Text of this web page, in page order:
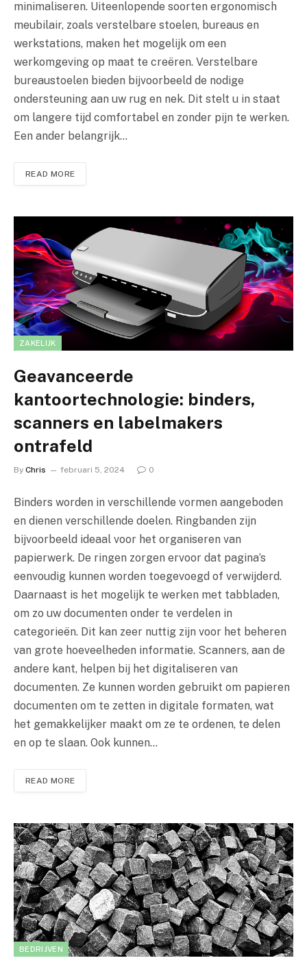
minimaliseren. Uiteenlopende soorten ergonomisch
meubilair, zoals verstelbare stoelen, bureaus en
werkstations, maken het mogelijk om een
werkomgeving op maat te creëren. Verstelbare
bureaustoelen bieden bijvoorbeeld de nodige
ondersteuning aan uw rug en nek. Dit stelt u in staat
om langere tijd comfortabel en zonder pijn te werken.
Een ander belangrijk…
READ MORE
ZAKELIJK
Geavanceerde
kantoortechnologie: binders,
scanners en labelmakers
ontrafeld
By Chris februari 5, 2024 0
Binders worden in verschillende vormen aangeboden
en dienen verschillende doelen. Ringbanden zijn
bijvoorbeeld ideaal voor het organiseren van
papierwerk. De ringen zorgen ervoor dat pagina’s
eenvoudig kunnen worden toegevoegd of verwijderd.
Daarnaast is het mogelijk te werken met tabbladen,
om zo uw documenten onder te verdelen in
categorieën. Dit kan zeer nuttig zijn voor het beheren
van grote hoeveelheden informatie. Scanners, aan de
andere kant, helpen bij het digitaliseren van
documenten. Ze kunnen worden gebruikt om papieren
documenten om te zetten in digitale formaten, wat
het gemakkelijker maakt om ze te ordenen, te delen
en op te slaan. Ook kunnen…
READ MORE
BEDRIJVEN